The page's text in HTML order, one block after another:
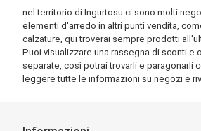
nel territorio di Ingurtosu ci sono molti
elementi d'arredo in altri punti vendita,
calzature, qui troverai sempre prodotti
Puoi visualizzare una rassegna di sconti
separate, così potrai trovarli e paragonarli
leggere tutte le informazioni su negozi e